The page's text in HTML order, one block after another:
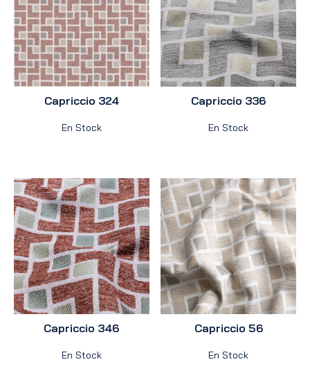
Capriccio 324
En Stock
Capriccio 336
En Stock
Capriccio 346
En Stock
Capriccio 56
En Stock